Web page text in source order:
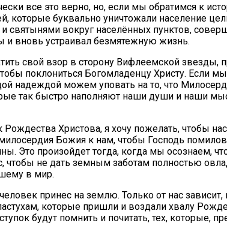
все это верно, но, если мы обратимся к
которые буквально уничтожали население
вокруг населённых пунктов,
и вновь устраивал безмятежную жизнь.
свой взор в сторону Вифлеемской звезды,
поклониться Богомладенцу Христу. Если
можем уповать на то, что
так быстро наполняют наши души и наши
Христова, я хочу пожелать, чтобы
Божия к нам, чтобы Господь
Это произойдет тогда, когда мы осознаем,
чтобы не дать земным заботам полностью
в мир.
принес на землю. Только от нас
которые пришли и воздали хвалу
будут помнить и почитать, тех, которые,